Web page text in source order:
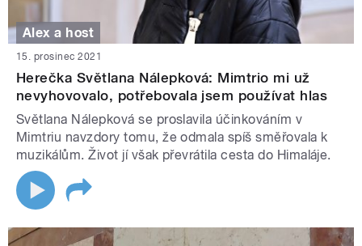
Alex a host
15. prosinec 2021
Herečka Světlana Nálepková: Mimtrio mi už
nevyhovovalo, potřebovala jsem používat hlas
Světlana Nálepková se proslavila účinkováním v
Mimtriu navzdory tomu, že odmala spíš směřovala k
muzikálům. Život jí však převrátila cesta do Himaláje.